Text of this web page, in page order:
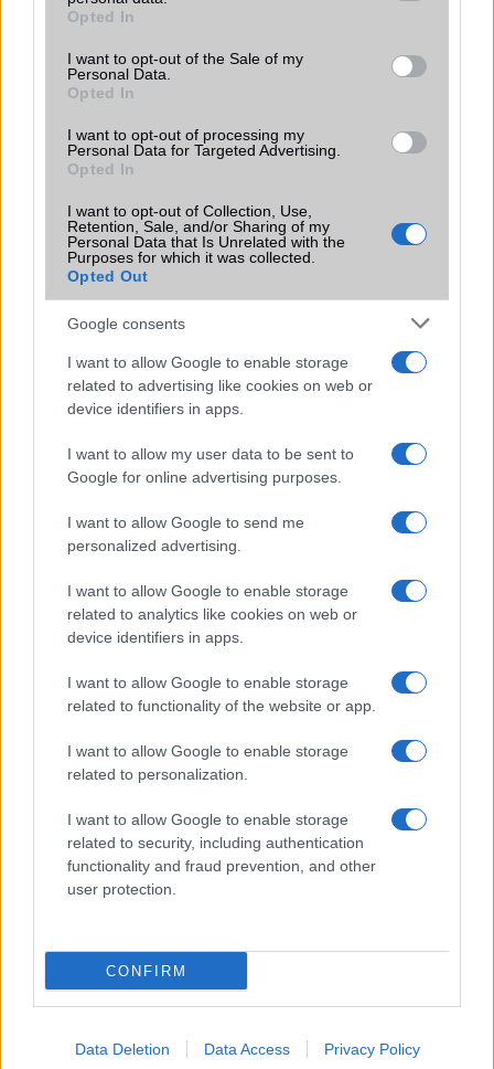
grant or deny consent to Google and its third-party tags to
use your data for below specified purposes in below Google
consent section.
Opted In
I want to opt-out of the Sale of my
Personal Data.
Opted In
I want to opt-out of processing my
Personal Data for Targeted Advertising.
Opted In
I want to opt-out of Collection, Use,
Retention, Sale, and/or Sharing of my
Personal Data that Is Unrelated with the
Purposes for which it was collected.
Opted Out
Google consents
I want to allow Google to enable storage
related to advertising like cookies on web or
device identifiers in apps.
I want to allow my user data to be sent to
Google for online advertising purposes.
I want to allow Google to send me
personalized advertising.
I want to allow Google to enable storage
related to analytics like cookies on web or
device identifiers in apps.
I want to allow Google to enable storage
related to functionality of the website or app.
I want to allow Google to enable storage
related to personalization.
I want to allow Google to enable storage
related to security, including authentication
functionality and fraud prevention, and other
user protection.
CONFIRM
Data Deletion Data Access Privacy Policy
Motorola
Samsung
Xiaomi
ZTE
Mennyibe kerül
Keressen a telefonboltok ajánlatai között!
TELEFONOK GYORSLISTA
Márka :
Feliratkozás a Telefonguru ingyenes hírlevelére